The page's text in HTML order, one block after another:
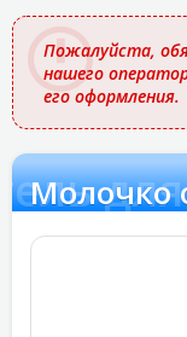
Пожалуйста,
нашего
его оформления.